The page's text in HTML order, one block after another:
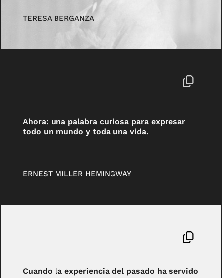
TERESA BERGANZA
Ahora: una palabra curiosa para expresar
todo un mundo y toda una vida.
ERNEST MILLER HEMINGWAY
Cuando la experiencia del pasado ha servido